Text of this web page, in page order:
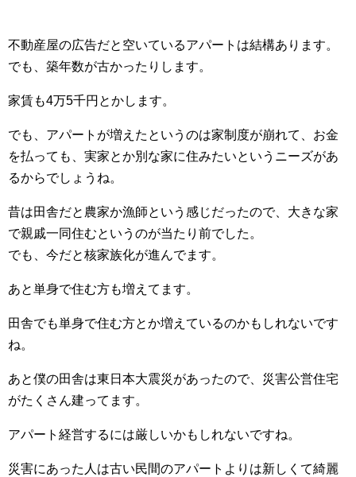
不動産屋の広告だと空いているアパートは結構あります。
でも、築年数が古かったりします。
家賃も4万5千円とかします。
でも、アパートが増えたというのは家制度が崩れて、お金
を払っても、実家とか別な家に住みたいというニーズがあ
るからでしょうね。
昔は田舎だと農家か漁師という感じだったので、大きな家
で親戚一同住むというのが当たり前でした。
でも、今だと核家族化が進んでます。
あと単身で住む方も増えてます。
田舎でも単身で住む方とか増えているのかもしれないです
ね。
あと僕の田舎は東日本大震災があったので、災害公営住宅
がたくさん建ってます。
アパート経営するには厳しいかもしれないですね。
災害にあった人は古い民間のアパートよりは新しくて綺麗